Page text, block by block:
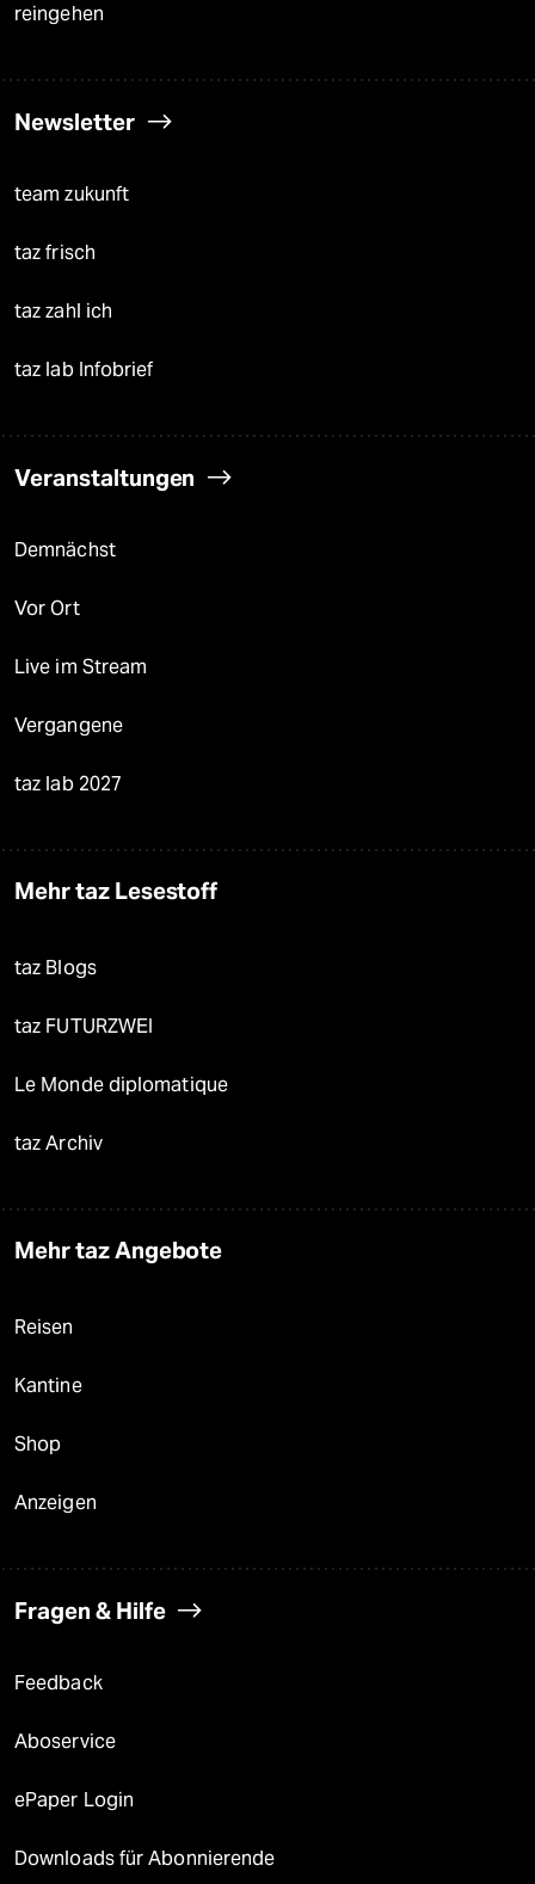
reingehen
Newsletter
team zukunft
taz frisch
taz zahl ich
taz lab Infobrief
Veranstaltungen
Demnächst
Vor Ort
Live im Stream
Vergangene
taz lab 2027
Mehr taz Lesestoff
taz Blogs
taz FUTURZWEI
Le Monde diplomatique
taz Archiv
Mehr taz Angebote
Reisen
Kantine
Shop
Anzeigen
Fragen & Hilfe
Feedback
Aboservice
ePaper Login
Downloads für Abonnierende